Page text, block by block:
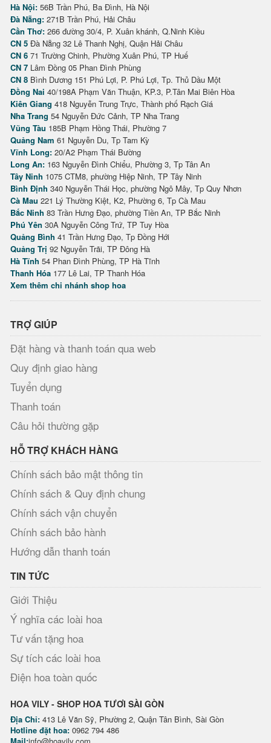
Hà Nội: 56B Trần Phú, Ba Đình, Hà Nội
Đà Nẵng: 271B Trần Phú, Hải Châu
Cần Thơ: 266 đường 30/4, P. Xuân khánh, Q.Ninh Kiều
CN 5 Đà Nẵng 32 Lê Thanh Nghị, Quận Hải Châu
CN 6 71 Trường Chinh, Phường Xuân Phú, TP Huế
CN 7 Lâm Đồng 05 Phan Đình Phùng
CN 8 Bình Dương 151 Phú Lợi, P. Phú Lợi, Tp. Thủ Dầu Một
Đồng Nai 40/198A Phạm Văn Thuận, KP.3, P.Tân Mai Biên Hòa
Kiên Giang 418 Nguyễn Trung Trực, Thành phố Rạch Giá
Nha Trang 54 Nguyễn Đức Cảnh, TP Nha Trang
Vũng Tàu 185B Phạm Hồng Thái, Phường 7
Quảng Nam 61 Nguyễn Du, Tp Tam Kỳ
Vĩnh Long: 20/A2 Phạm Thái Bường
Long An: 163 Nguyễn Đình Chiểu, Phường 3, Tp Tân An
Tây Ninh 1075 CTM8, phường Hiệp Ninh, TP Tây Ninh
Bình Định 340 Nguyễn Thái Học, phường Ngô Mây, Tp Quy Nhơn
Cà Mau 221 Lý Thường Kiệt, K2, Phường 6, Tp Cà Mau
Bắc Ninh 83 Trần Hưng Đạo, phường Tiền An, TP Bắc Ninh
Phú Yên 30A Nguyễn Công Trứ, TP Tuy Hòa
Quảng Bình 41 Trần Hưng Đạo, Tp Đồng Hới
Quảng Trị 92 Nguyễn Trãi, TP Đông Hà
Hà Tĩnh 54 Phan Đình Phùng, TP Hà Tĩnh
Thanh Hóa 177 Lê Lai, TP Thanh Hóa
Xem thêm chi nhánh shop hoa
TRỢ GIÚP
Đặt hàng và thanh toán qua web
Quy định giao hàng
Tuyển dụng
Thanh toán
Câu hỏi thường gặp
HỖ TRỢ KHÁCH HÀNG
Chính sách bảo mật thông tin
Chính sách & Quy định chung
Chính sách vận chuyển
Chính sách bảo hành
Hướng dẫn thanh toán
TIN TỨC
Giới Thiệu
Ý nghĩa các loài hoa
Tư vấn tặng hoa
Sự tích các loài hoa
Điện hoa toàn quốc
HOA VILY - SHOP HOA TƯƠI SÀI GÒN
Địa Chỉ: 413 Lê Văn Sỹ, Phường 2, Quận Tân Bình, Sài Gòn
Hotline đặt hoa: 0962 794 486